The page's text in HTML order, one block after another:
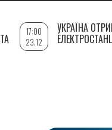
17:00
23.12
УКРАЇНА